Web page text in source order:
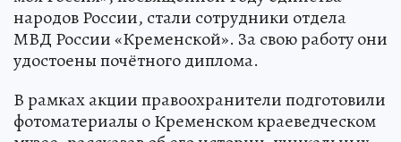
народов России, стали сотрудники отдела
МВД России «Кременской». За свою работу они
удостоены почётного диплома.
В рамках акции правоохранители подготовили
фотоматериалы о Кременском краеведческом